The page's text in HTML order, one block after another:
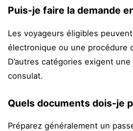
Puis-je faire la demande
Les voyageurs éligibles
électronique ou une procédure
D’autres catégories exigent
consulat.
Quels documents dois-je
Préparez généralement un